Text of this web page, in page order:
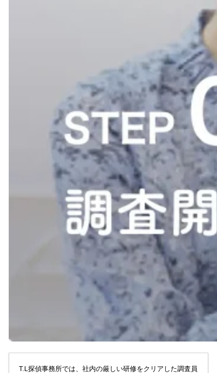
T.L探偵事務所では、社内の厳しい研修をクリアした調査員